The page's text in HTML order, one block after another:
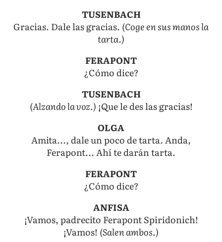
TUSENBACH
Gracias. Dale las gracias. (Coge en sus manos la
tarta.)
FERAPONT
¿Cómo dice?
TUSENBACH
(Alzando la voz.) ¡Que le des las gracias!
OLGA
Amita..., dale un poco de tarta. Anda,
Ferapont... Ahí te darán tarta.
FERAPONT
¿Cómo dice?
ANFISA
¡Vamos, padrecito Ferapont Spiridonich!
¡Vamos! (Salen ambos.)